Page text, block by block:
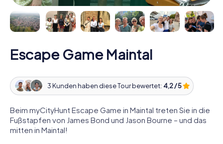
Escape Game Maintal
3 Kunden haben diese Tour bewertet: 4,2 / 5
Beim myCityHunt Escape Game in Maintal treten Sie in die
Fußstapfen von James Bond und Jason Bourne – und das
mitten in Maintal!